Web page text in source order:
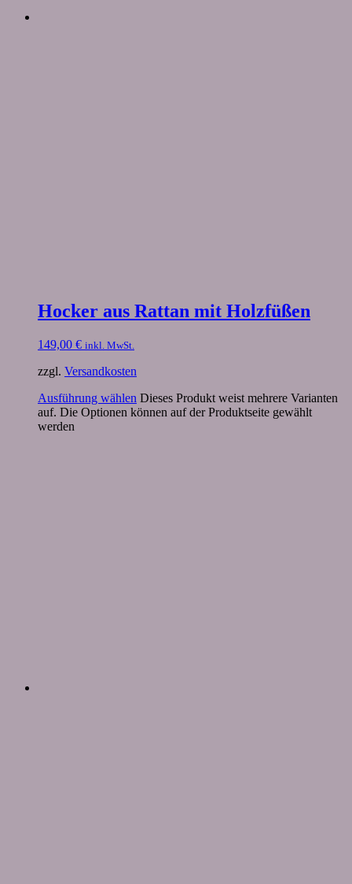
Hocker aus Rattan mit Holzfüßen
149,00 € inkl. MwSt.
zzgl. Versandkosten
Ausführung wählen Dieses Produkt weist mehrere Varianten
auf. Die Optionen können auf der Produktseite gewählt
werden